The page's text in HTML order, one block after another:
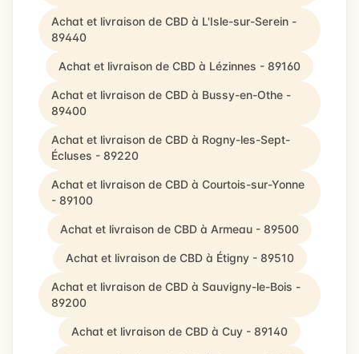
Achat et livraison de CBD à L'Isle-sur-Serein -
89440
Achat et livraison de CBD à Lézinnes - 89160
Achat et livraison de CBD à Bussy-en-Othe -
89400
Achat et livraison de CBD à Rogny-les-Sept-
Écluses - 89220
Achat et livraison de CBD à Courtois-sur-Yonne
- 89100
Achat et livraison de CBD à Armeau - 89500
Achat et livraison de CBD à Étigny - 89510
Achat et livraison de CBD à Sauvigny-le-Bois -
89200
Achat et livraison de CBD à Cuy - 89140